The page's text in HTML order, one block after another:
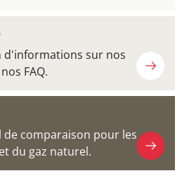
d'informations sur nos
FAQ.
de comparaison pour les
du gaz naturel.